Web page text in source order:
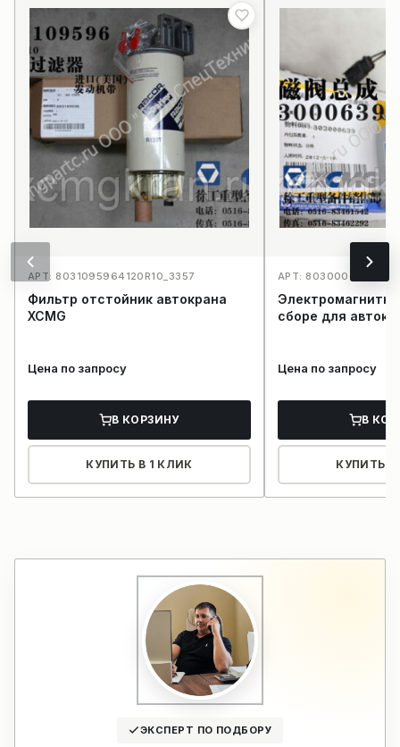
АРТ: 8031095964120R10_3357
Фильтр отстойник автокрана
XCMG
Цена по запросу
В КОРЗИНУ
КУПИТЬ В 1 КЛИК
АРТ:
сборе для
Цена по запросу
В
КУПИТЬ В
ЭКСПЕРТ ПО ПОДБОРУ